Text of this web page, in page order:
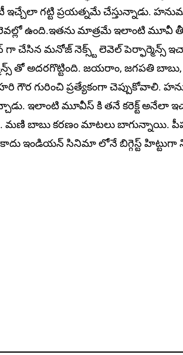
గట్టి ప్రయత్నమే చేస్తున్నాడు.
ఉంది.ఇతను మాత్రమే ఇలాంటి మూవీ
గా చేసిన మనోజ్ నెక్స్ట్ లెవెల్ పెర్ఫార్మెన్స్
తో అదరగొట్టింది. జయరాం, జగపతి
గౌర గురించి ప్రత్యేకంగా చెప్పుకోవాలి.
ఇలాంటి మూవీస్ కి తనే కరెక్ట్ అనేలా
మణి బాబు కరణం మాటలు బాగున్నాయి.
ఇండియన్ సినిమా లోనే బిగ్గెస్ట్ హిట్టుగా